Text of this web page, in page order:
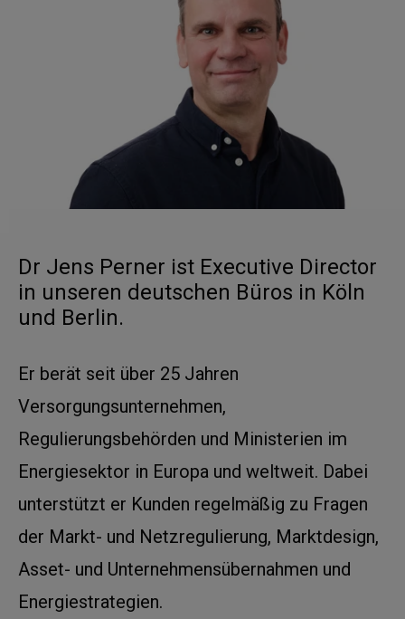
Dr Jens Perner ist Executive Director
in unseren deutschen Büros in Köln
und Berlin.
Er berät seit über 25 Jahren
Versorgungsunternehmen,
Regulierungsbehörden und Ministerien im
Energiesektor in Europa und weltweit. Dabei
unterstützt er Kunden regelmäßig zu Fragen
der Markt- und Netzregulierung, Marktdesign,
Asset- und Unternehmensübernahmen und
Energiestrategien.